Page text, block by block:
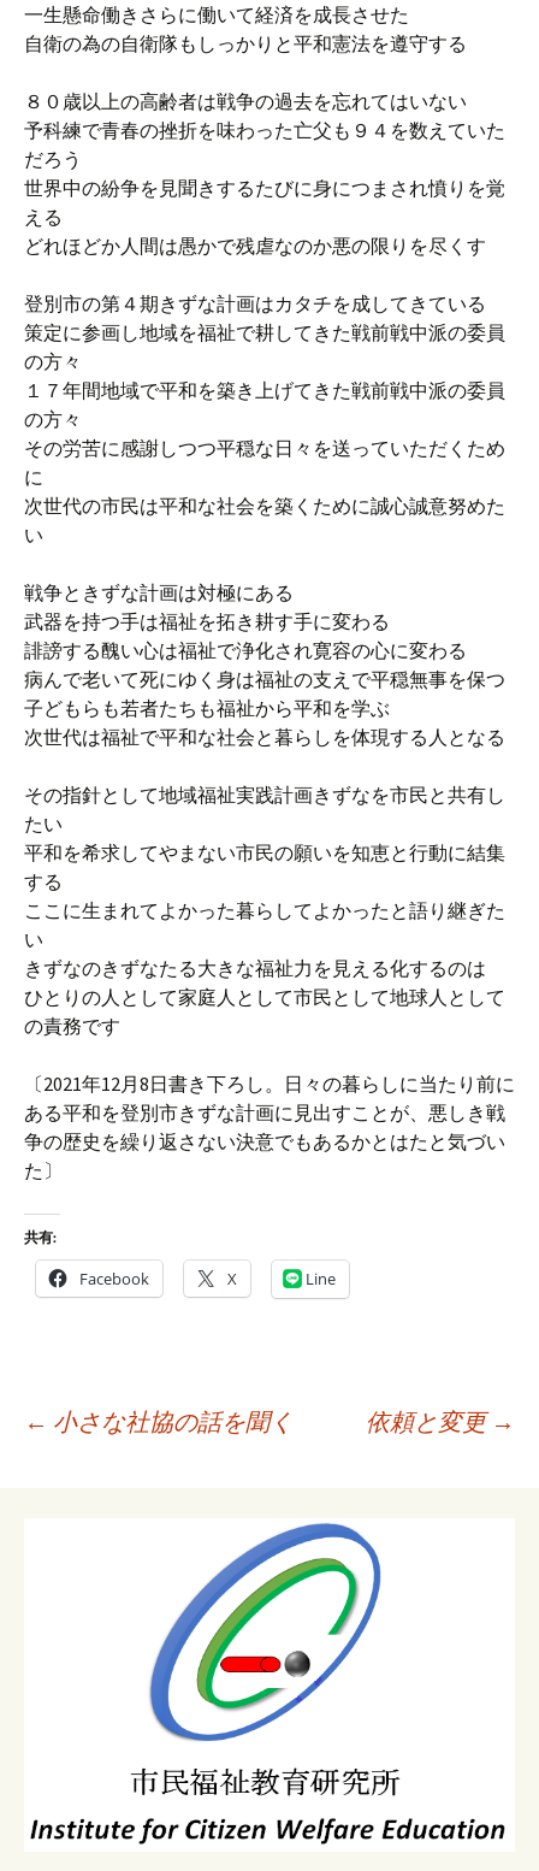
一生懸命働きさらに働いて経済を成長させた
自衛の為の自衛隊もしっかりと平和憲法を遵守する
８０歳以上の高齢者は戦争の過去を忘れてはいない
予科練で青春の挫折を味わった亡父も９４を数えていた
だろう
世界中の紛争を見聞きするたびに身につまされ憤りを覚
える
どれほどか人間は愚かで残虐なのか悪の限りを尽くす
登別市の第４期きずな計画はカタチを成してきている
策定に参画し地域を福祉で耕してきた戦前戦中派の委員
の方々
１７年間地域で平和を築き上げてきた戦前戦中派の委員
の方々
その労苦に感謝しつつ平穏な日々を送っていただくため
に
次世代の市民は平和な社会を築くために誠心誠意努めた
い
戦争ときずな計画は対極にある
武器を持つ手は福祉を拓き耕す手に変わる
誹謗する醜い心は福祉で浄化され寛容の心に変わる
病んで老いて死にゆく身は福祉の支えで平穏無事を保つ
子どもらも若者たちも福祉から平和を学ぶ
次世代は福祉で平和な社会と暮らしを体現する人となる
その指針として地域福祉実践計画きずなを市民と共有し
たい
平和を希求してやまない市民の願いを知恵と行動に結集
する
ここに生まれてよかった暮らしてよかったと語り継ぎた
い
きずなのきずなたる大きな福祉力を見える化するのは
ひとりの人として家庭人として市民として地球人として
の責務です
〔2021年12月8日書き下ろし。日々の暮らしに当たり前に
ある平和を登別市きずな計画に見出すことが、悪しき戦
争の歴史を繰り返さない決意でもあるかとはたと気づい
た〕
共有:
Facebook X Line
← 小さな社協の話を聞く 依頼と変更 →